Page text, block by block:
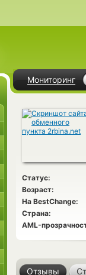
Мониторинг
Статус:
Возраст:
На BestChange:
Страна:
AML-
Отзывы